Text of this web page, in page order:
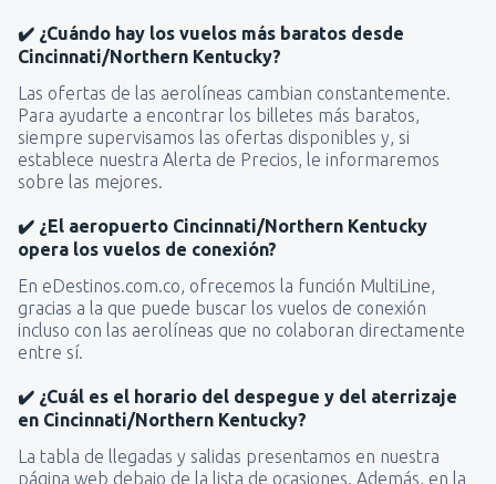
✔️ ¿Cuándo hay los vuelos más baratos desde
Cincinnati/Northern Kentucky?
Las ofertas de las aerolíneas cambian constantemente.
Para ayudarte a encontrar los billetes más baratos,
siempre supervisamos las ofertas disponibles y, si
establece nuestra Alerta de Precios, le informaremos
sobre las mejores.
✔️ ¿El aeropuerto Cincinnati/Northern Kentucky
opera los vuelos de conexión?
En eDestinos.com.co, ofrecemos la función MultiLine,
gracias a la que puede buscar los vuelos de conexión
incluso con las aerolíneas que no colaboran directamente
entre sí.
✔️ ¿Cuál es el horario del despegue y del aterrizaje
en Cincinnati/Northern Kentucky?
La tabla de llegadas y salidas presentamos en nuestra
página web debajo de la lista de ocasiones. Además, en la